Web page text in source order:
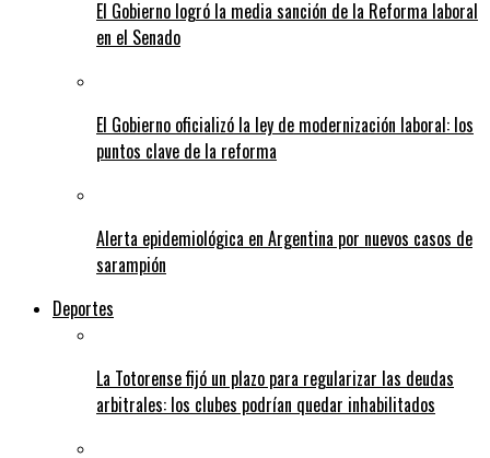
El Gobierno logró la media sanción de la Reforma laboral
en el Senado
El Gobierno oficializó la ley de modernización laboral: los
puntos clave de la reforma
Alerta epidemiológica en Argentina por nuevos casos de
sarampión
Deportes
La Totorense fijó un plazo para regularizar las deudas
arbitrales: los clubes podrían quedar inhabilitados